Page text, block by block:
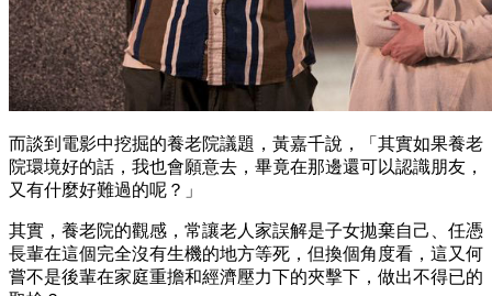
而談到電影中挖掘的養老院議題，黃嘉千說，「其實如果養老
院環境好的話，我也會願意去，畢竟在那邊還可以認識朋友，
又有什麼好難過的呢？」
其實，養老院的觀感，常讓老人家誤解是子女拋棄自己、任憑
長輩在這個完全沒有生機的地方等死，但換個角度看，這又何
嘗不是後輩在家庭重擔和經濟壓力下的夾擊下，做出不得已的